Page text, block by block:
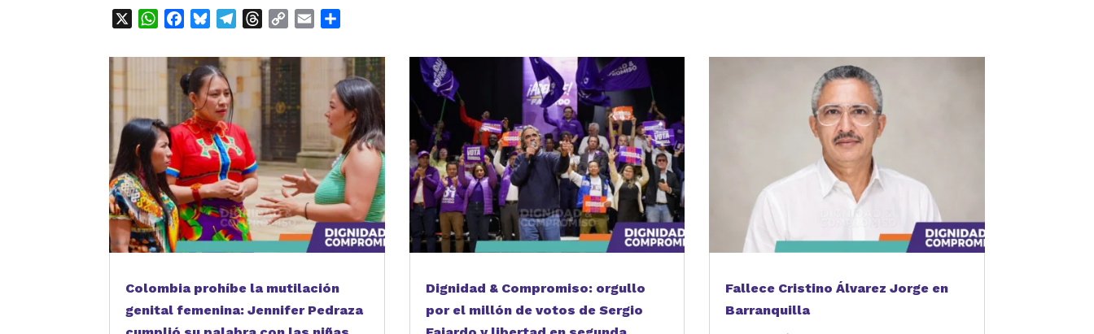
WhatsApp
FacebookBlueskyTelegramThreads
Copy Email
Colombia prohíbe la mutilación
genital femenina: Jennifer Pedraza
Dignidad & Compromiso: orgullo
por el millón de votos de Sergio
Fallece Cristino Álvarez Jorge en
Barranquilla